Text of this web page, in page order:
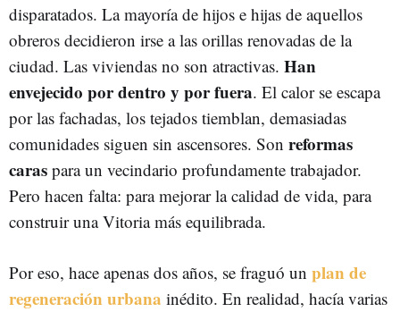
disparatados. La mayoría de hijos e hijas de aquellos
obreros decidieron irse a las orillas renovadas de la
ciudad. Las viviendas no son atractivas. Han
envejecido por dentro y por fuera. El calor se escapa
por las fachadas, los tejados tiemblan, demasiadas
comunidades siguen sin ascensores. Son reformas
caras para un vecindario profundamente trabajador.
Pero hacen falta: para mejorar la calidad de vida, para
construir una Vitoria más equilibrada.
Por eso, hace apenas dos años, se fraguó un plan de
regeneración urbana inédito. En realidad, hacía varias